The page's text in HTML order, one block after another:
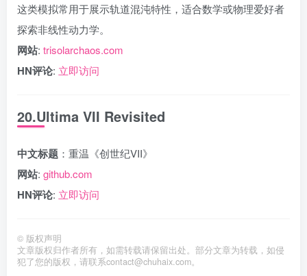
这类模拟常用于展示轨道混沌特性，适合数学或物理爱好者
探索非线性动力学。
网站: trisolarchaos.com
HN评论: 立即访问
20.Ultima VII Revisited
中文标题 ：重温《创世纪VII》
网站: github.com
HN评论: 立即访问
© 版权声明
文章版权归作者所有，如需转载请保留出处。部分文章为转载，如侵
犯了您的版权，请联系contact@chuhaix.com。